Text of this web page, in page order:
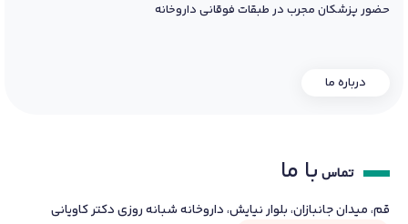
حضور پزشکان مجرب در طبقات فوقانی داروخانه
درباره ما
تماس با ما
قم، میدان جانبازان، بلوار نیایش، داروخانه شبانه روزی دکتر کاویانی